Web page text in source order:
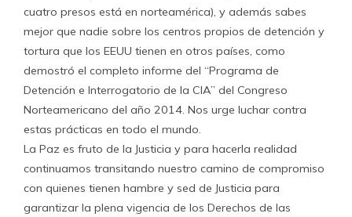
cuatro presos está en norteamérica), y además sabes
mejor que nadie sobre los centros propios de detención y
tortura que los EEUU tienen en otros países, como
demostró el completo informe del “Programa de
Detención e Interrogatorio de la CIA” del Congreso
Norteamericano del año 2014. Nos urge luchar contra
estas prácticas en todo el mundo.
La Paz es fruto de la Justicia y para hacerla realidad
continuamos transitando nuestro camino de compromiso
con quienes tienen hambre y sed de Justicia para
garantizar la plena vigencia de los Derechos de las